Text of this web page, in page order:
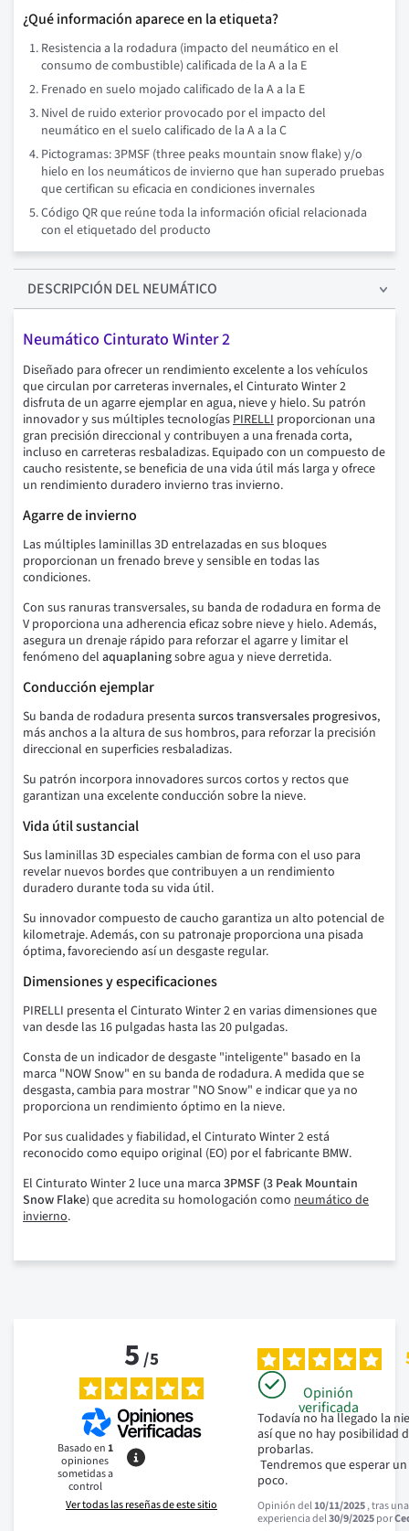
¿Qué información aparece en la etiqueta?
Resistencia a la rodadura (impacto del neumático en el
consumo de combustible) calificada de la A a la E
Frenado en suelo mojado calificado de la A a la E
Nivel de ruido exterior provocado por el impacto del
neumático en el suelo calificado de la A a la C
Pictogramas: 3PMSF (three peaks mountain snow flake) y/o
hielo en los neumáticos de invierno que han superado pruebas
que certifican su eficacia en condiciones invernales
Código QR que reúne toda la información oficial relacionada
con el etiquetado del producto
DESCRIPCIÓN DEL NEUMÁTICO
Neumático Cinturato Winter 2
Diseñado para ofrecer un rendimiento excelente a los vehículos
que circulan por carreteras invernales, el Cinturato Winter 2
disfruta de un agarre ejemplar en agua, nieve y hielo. Su patrón
innovador y sus múltiples tecnologíasPIRELLI proporcionan una
gran precisión direccional y contribuyen a una frenada corta,
incluso en carreteras resbaladizas. Equipado con un compuesto de
caucho resistente, se beneficia de una vida útil más larga y ofrece
un rendimiento duradero invierno tras invierno.
Agarre de invierno
Las múltiples laminillas 3D entrelazadas en sus bloques
proporcionan un frenado breve y sensible en todas las
condiciones.
Con sus ranuras transversales, su banda de rodadura en forma de
V proporciona una adherencia eficaz sobre nieve y hielo. Además,
asegura un drenaje rápido para reforzar el agarre y limitar el
fenómeno del aquaplaningsobre agua y nieve derretida.
Conducción ejemplar
Su banda de rodadura presenta surcos transversales progresivos,
más anchos a la altura de sus hombros, para reforzar la precisión
direccional en superficies resbaladizas.
Su patrón incorpora innovadores surcos cortos y rectos que
garantizan una excelente conducción sobre la nieve.
Vida útil sustancial
Sus laminillas 3D especiales cambian de forma con el uso para
revelar nuevos bordes que contribuyen a un rendimiento
duradero durante toda su vida útil.
Su innovador compuesto de caucho garantiza un alto potencial de
kilometraje. Además, con su patronaje proporciona una pisada
óptima, favoreciendo así un desgaste regular.
Dimensiones y especificaciones
PIRELLI presenta el Cinturato Winter 2 en varias dimensiones que
van desde las 16 pulgadas hasta las 20 pulgadas.
Consta de un indicador de desgaste "inteligente" basado en la
marca "NOW Snow" en su banda de rodadura. A medida que se
desgasta, cambia para mostrar "NO Snow" e indicar que ya no
proporciona un rendimiento óptimo en la nieve.
Por sus cualidades y fiabilidad, el Cinturato Winter 2 está
reconocido como equipo original (EO) por el fabricante BMW.
El Cinturato Winter 2 luce una marca 3PMSF (3 Peak Mountain
Snow Flake) que acredita su homologación como neumático de
invierno.
5/5
Basado en1
opiniones
sometidas a
control
Ver todas las reseñas de este sitio
Opinión
verificada
Todavía no ha llegado la
así que no hay posibilidad
probarlas.
Tendremos que esperar un
poco.
Opinión del10/11/2025, tras una
experiencia del30/9/2025por